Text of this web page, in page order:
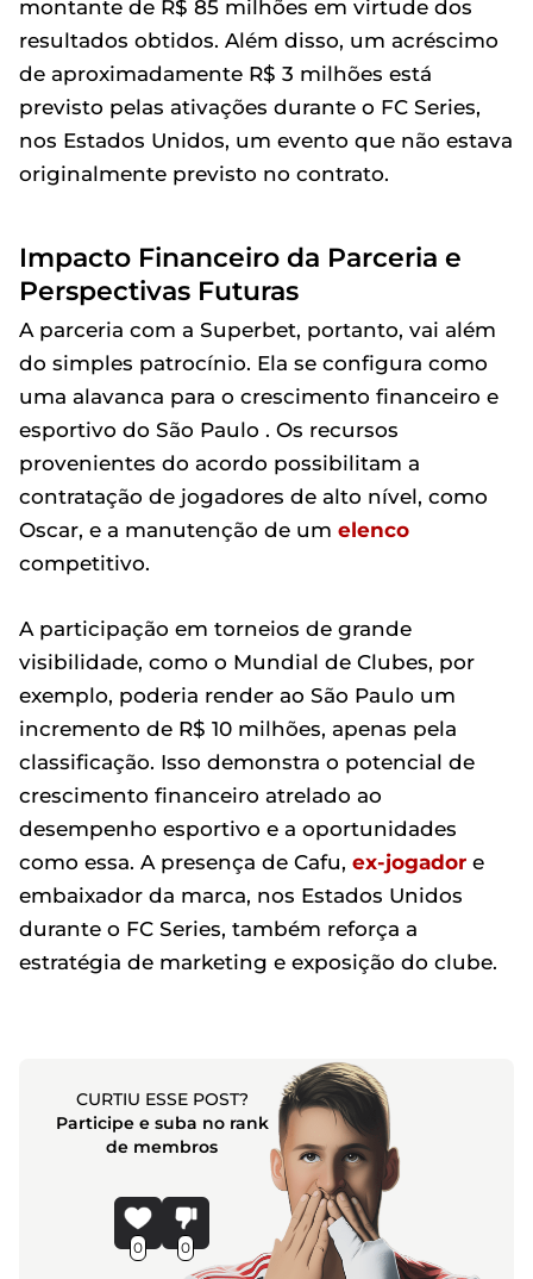
montante de R$ 85 milhões em virtude dos
resultados obtidos. Além disso, um acréscimo
de aproximadamente R$ 3 milhões está
previsto pelas ativações durante o FC Series,
nos Estados Unidos, um evento que não estava
originalmente previsto no contrato.
Impacto Financeiro da Parceria e
Perspectivas Futuras
A parceria com a Superbet, portanto, vai além
do simples patrocínio. Ela se configura como
uma alavanca para o crescimento financeiro e
esportivo do São Paulo . Os recursos
provenientes do acordo possibilitam a
contratação de jogadores de alto nível, como
Oscar, e a manutenção de um elenco
competitivo.
A participação em torneios de grande
visibilidade, como o Mundial de Clubes, por
exemplo, poderia render ao São Paulo um
incremento de R$ 10 milhões, apenas pela
classificação. Isso demonstra o potencial de
crescimento financeiro atrelado ao
desempenho esportivo e a oportunidades
como essa. A presença de Cafu, ex-jogador e
embaixador da marca, nos Estados Unidos
durante o FC Series, também reforça a
estratégia de marketing e exposição do clube.
CURTIU ESSE POST?
Participe e suba no rank
de membros
0 0